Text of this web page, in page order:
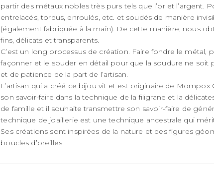
partir des métaux nobles très purs tels que l’or et l’argent.
entrelacés, tordus, enroulés, etc. et soudés de manière
(également fabriquée à la main). De cette manière, nous
fins, délicats et transparents.
C’est un long processus de création. Faire fondre le métal,
façonner et le souder en détail pour que la soudure ne
et de patience de la part de l’artisan.
L’artisan qui a créé ce bijou vit et est originaire de
son savoir-faire dans la technique de la filigrane et la
de famille et il souhaite transmettre son savoir-faire de
technique de joaillerie est une technique ancestrale qui
Ses créations sont inspirées de la nature et des figures
boucles d’oreilles.